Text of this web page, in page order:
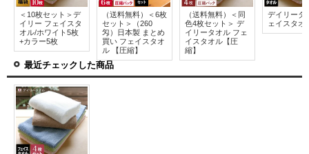
＜10枚セット＞デ
イリー フェイスタ
オル/ホワイト5枚
+カラー5枚
（送料無料）＜6枚
セット＞（260
匁）日本製 まとめ
買い フェイスタオ
ル 【圧縮】
（送料無料）＜同
色4枚セット＞ デ
イリータオル フェ
イスタオル【圧
縮】
デイリータ
ェイスタオ
最近チェックした商品